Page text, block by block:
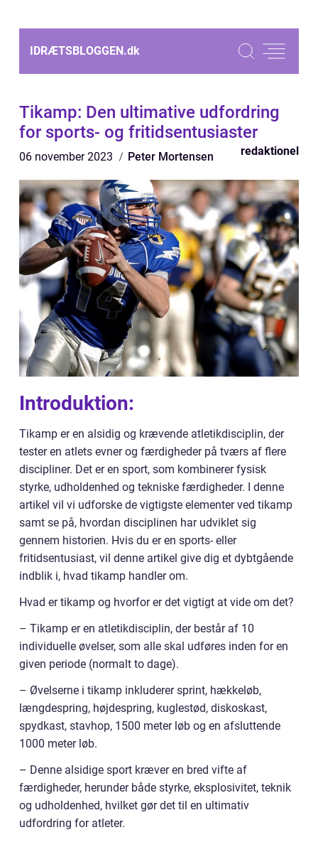
IDRÆTSBLOGGEN.dk
Tikamp: Den ultimative udfordring
for sports- og fritidsentusiaster
06 november 2023 Peter Mortensen redaktionel
Introduktion:
Tikamp er en alsidig og krævende atletikdisciplin, der
tester en atlets evner og færdigheder på tværs af flere
discipliner. Det er en sport, som kombinerer fysisk
styrke, udholdenhed og tekniske færdigheder. I denne
artikel vil vi udforske de vigtigste elementer ved tikamp
samt se på, hvordan disciplinen har udviklet sig
gennem historien. Hvis du er en sports- eller
fritidsentusiast, vil denne artikel give dig et dybtgående
indblik i, hvad tikamp handler om.
Hvad er tikamp og hvorfor er det vigtigt at vide om det?
– Tikamp er en atletikdisciplin, der består af 10
individuelle øvelser, som alle skal udføres inden for en
given periode (normalt to dage).
– Øvelserne i tikamp inkluderer sprint, hækkeløb,
længdespring, højdespring, kuglestød, diskoskast,
spydkast, stavhop, 1500 meter løb og en afsluttende
1000 meter løb.
– Denne alsidige sport kræver en bred vifte af
færdigheder, herunder både styrke, eksplosivitet, teknik
og udholdenhed, hvilket gør det til en ultimativ
udfordring for atleter.